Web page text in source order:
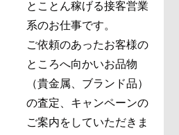
とことん稼げる接客営業
系のお仕事です。
ご依頼のあったお客様の
ところへ向かいお品物
（貴金属、ブランド品）
の査定、キャンペーンの
ご案内をしていただきま